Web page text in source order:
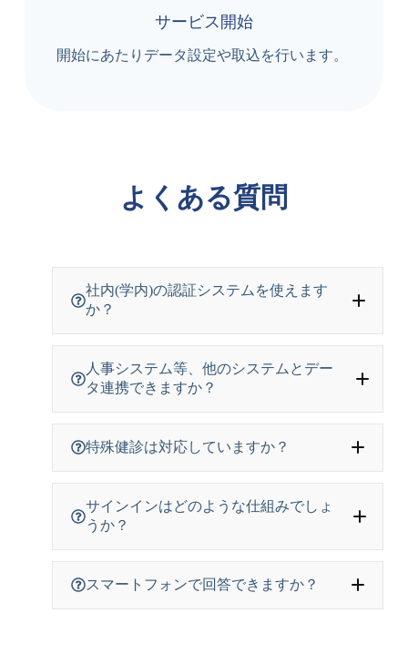
サービス開始
開始にあたりデータ設定や取込を行います。
よくある質問
社内(学内)の認証システムを使えます
か？
人事システム等、他のシステムとデー
タ連携できますか？
特殊健診は対応していますか？
サインインはどのような仕組みでしょ
うか？
スマートフォンで回答できますか？